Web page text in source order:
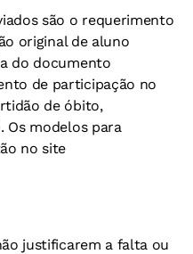
são o requerimento
original de aluno
do documento
de participação no
de óbito,
Os modelos para
no site
justificarem a falta ou